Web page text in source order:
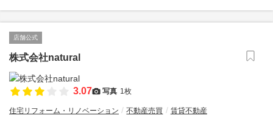
店舗公式
株式会社natural
3.07 写真 1枚
住宅リフォーム・リノベーション 不動産売買 賃貸不動産